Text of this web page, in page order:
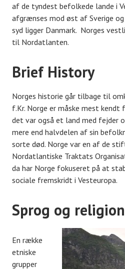
af de tyndest befolkede lande i
afgrænses mod øst af Sverige
syd ligger Danmark. Norges
til Nordatlanten.
Brief History
Norges historie går tilbage til
f.Kr. Norge er måske mest kendt
det var også et land med fejder
mere end halvdelen af ​​sin
sorte død. Norge var en af ​​de
Nordatlantiske Traktats
da har Norge fokuseret på at
sociale fremskridt i Vesteuropa.
Sprog og religion
En række
etniske
grupper